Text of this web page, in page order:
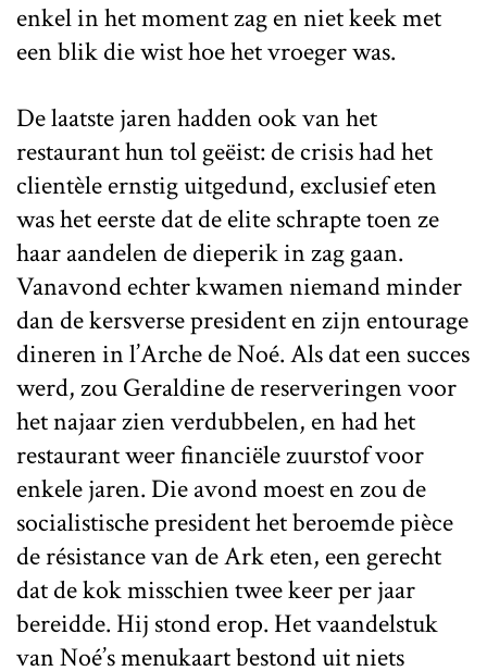
enkel in het moment zag en niet keek met
een blik die wist hoe het vroeger was.
De laatste jaren hadden ook van het
restaurant hun tol geëist: de crisis had het
clientèle ernstig uitgedund, exclusief eten
was het eerste dat de elite schrapte toen ze
haar aandelen de dieperik in zag gaan.
Vanavond echter kwamen niemand minder
dan de kersverse president en zijn entourage
dineren in l’Arche de Noé. Als dat een succes
werd, zou Geraldine de reserveringen voor
het najaar zien verdubbelen, en had het
restaurant weer financiële zuurstof voor
enkele jaren. Die avond moest en zou de
socialistische president het beroemde pièce
de résistance van de Ark eten, een gerecht
dat de kok misschien twee keer per jaar
bereidde. Hij stond erop. Het vaandelstuk
van Noé’s menukaart bestond uit niets